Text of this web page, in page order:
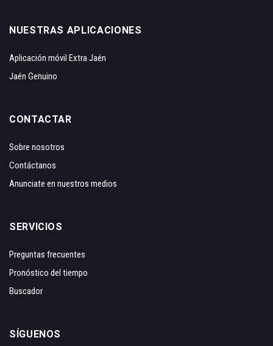
NUESTRAS APLICACIONES
Aplicación móvil Extra Jaén
Jaén Genuino
CONTACTAR
Sobre nosotros
Contáctanos
Anunciate en nuestros medios
SERVICIOS
Preguntas frecuentes
Pronóstico del tiempo
Buscador
SÍGUENOS